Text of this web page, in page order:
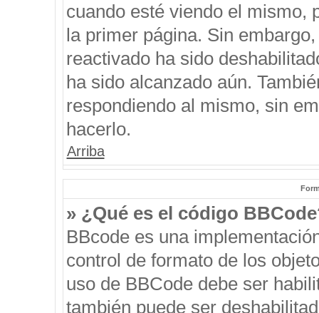
cuando esté viendo el mismo,
la primer página. Sin
reactivado ha sido
ha sido alcanzado aún.
respondiendo al mismo, sin
hacerlo.
Arriba
» ¿Qué es el código
BBcode es una
control de formato de los
uso de BBCode debe ser
también puede ser